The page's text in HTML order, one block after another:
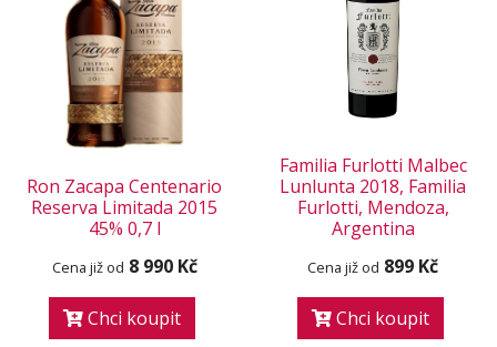
Ron Zacapa Centenario
Reserva Limitada 2015
45% 0,7 l
Cena již od 8 990 Kč
Chci koupit
Familia Furlotti Malbec
Lunlunta 2018, Familia
Furlotti, Mendoza,
Argentina
Cena již od 899 Kč
Chci koupit